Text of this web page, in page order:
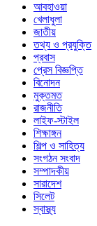
আবহাওয়া
খেলাধুলা
জাতীয়
তথ্য ও প্রযুক্তি
প্রবাস
প্রেস বিজ্ঞপ্তি
বিনোদন
মুক্তমত
রাজনীতি
লাইফ-স্টাইল
শিক্ষাঙ্গন
শিল্প ও সাহিত্য
সংগঠন সংবাদ
সম্পাদকীয়
সারাদেশ
সিলেট
স্বাস্থ্য